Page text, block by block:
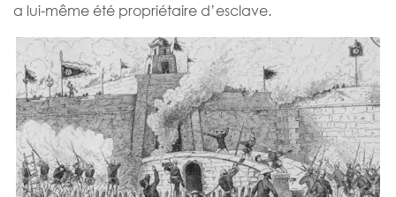
a lui-même été propriétaire d’esclave.